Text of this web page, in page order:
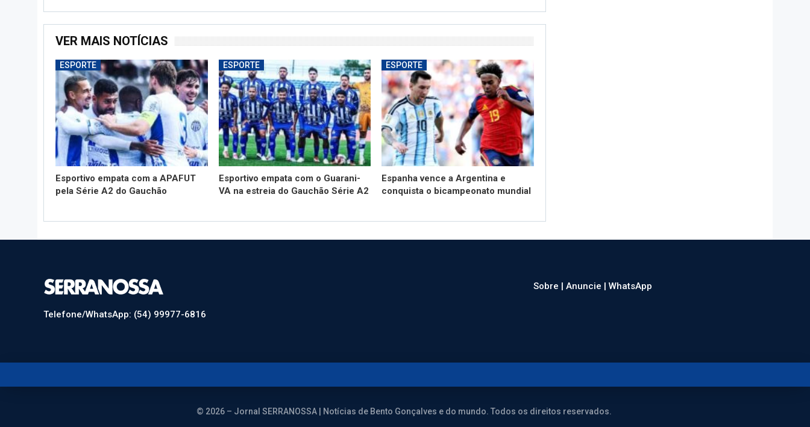
VER MAIS NOTÍCIAS
ESPORTE
Esportivo empata com a APAFUT
pela Série A2 do Gauchão
ESPORTE
Esportivo empata com o Guarani-
VA na estreia do Gauchão Série A2
ESPORTE
Espanha vence a Argentina e
conquista o bicampeonato mundial
Telefone/WhatsApp: (54) 99977-6816
Sobre |Anuncie |WhatsApp
© 2026 – Jornal SERRANOSSA | Notícias de Bento Gonçalves e do mundo. Todos os direitos reservados.